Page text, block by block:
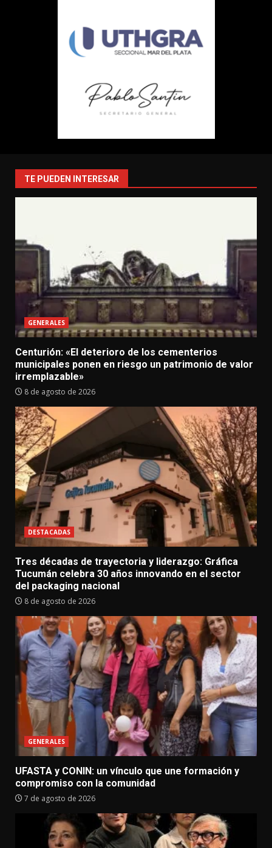
TE PUEDEN INTERESAR
GENERALES
Centurión: «El deterioro de los cementerios
municipales ponen en riesgo un patrimonio de valor
irremplazable»
8 de agosto de 2026
DESTACADAS
Tres décadas de trayectoria y liderazgo: Gráfica
Tucumán celebra 30 años innovando en el sector
del packaging nacional
8 de agosto de 2026
GENERALES
UFASTA y CONIN: un vínculo que une formación y
compromiso con la comunidad
7 de agosto de 2026